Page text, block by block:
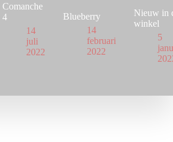
Comanche
4
14
juli
2022
Blueberry
14
februari
2022
Nieuw in
winkel
5